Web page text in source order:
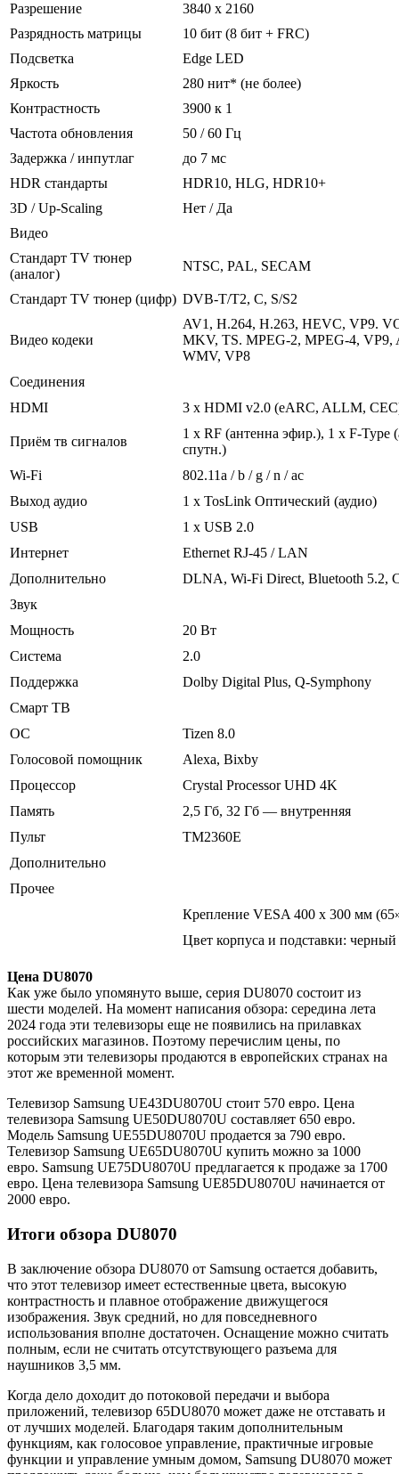
Разрешение
3840 x 2160
Разрядность матрицы
10 бит (8 бит + FRC)
Подсветка
Edge LED
Яркость
280 нит* (не более)
Контрастность
3900 к 1
Частота обновления
50 / 60 Гц
Задержка / инпутлаг
до 7 мс
HDR стандарты
HDR10, HLG, HDR10+
3D / Up-Scaling
Нет / Да
Видео
Стандарт TV тюнер
(аналог)
NTSC, PAL, SECAM
Стандарт TV тюнер (цифр) DVB-T/T2, C, S/S2
Видео кодеки
AV1, H.264, H.263, HEVC, VP9.
MKV, TS. MPEG-2, MPEG-4, VP9,
WMV, VP8
Соединения
HDMI
3 x HDMI v2.0 (eARC, ALLM,
Приём тв сигналов
1 x RF (антенна эфир.), 1 х F-Type
спутн.)
Wi-Fi
802.11a / b / g / n / ac
Выход аудио
1 x TosLink Оптический (аудио)
USB
1 x USB 2.0
Интернет
Ethernet RJ-45 / LAN
Дополнительно
DLNA, Wi-Fi Direct, Bluetooth 5.2,
Звук
Мощность
20 Вт
Система
2.0
Поддержка
Dolby Digital Plus, Q-Symphony
Смарт ТВ
ОС
Tizen 8.0
Голосовой помощник
Alexa, Bixby
Процессор
Crystal Processor UHD 4K
Память
2,5 Гб, 32 Гб — внутренняя
Пульт
ТМ2360Е
Дополнительно
Прочее
Крепление VESA 400 x 300 мм
Цвет корпуса и подставки: черный
Цена DU8070
Как уже было упомянуто выше, серия DU8070 состоит из
шести моделей. На момент написания обзора: середина лета
2024 года эти телевизоры еще не появились на прилавках
российских магазинов. Поэтому перечислим цены, по
которым эти телевизоры продаются в европейских странах на
этот же временной момент.
Телевизор Samsung UE43DU8070U стоит 570 евро. Цена
телевизора Samsung UE50DU8070U составляет 650 евро.
Модель Samsung UE55DU8070U продается за 790 евро.
Телевизор Samsung UE65DU8070U купить можно за 1000
евро. Samsung UE75DU8070U предлагается к продаже за 1700
евро. Цена телевизора Samsung UE85DU8070U начинается от
2000 евро.
Итоги обзора DU8070
В заключение обзора DU8070 от Samsung остается добавить,
что этот телевизор имеет естественные цвета, высокую
контрастность и плавное отображение движущегося
изображения. Звук средний, но для повседневного
использования вполне достаточен. Оснащение можно считать
полным, если не считать отсутствующего разъема для
наушников 3,5 мм.
Когда дело доходит до потоковой передачи и выбора
приложений, телевизор 65DU8070 может даже не отставать и
от лучших моделей. Благодаря таким дополнительным
функциям, как голосовое управление, практичные игровые
функции и управление умным домом, Samsung DU8070 может